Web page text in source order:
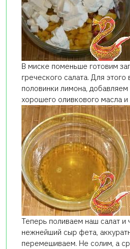
В миске поменьше готовим
греческого салата. Для
половинки лимона,
хорошего оливкового масла
Теперь поливаем наш салат и
нежнейший сыр фета,
перемешиваем. Не солим, а